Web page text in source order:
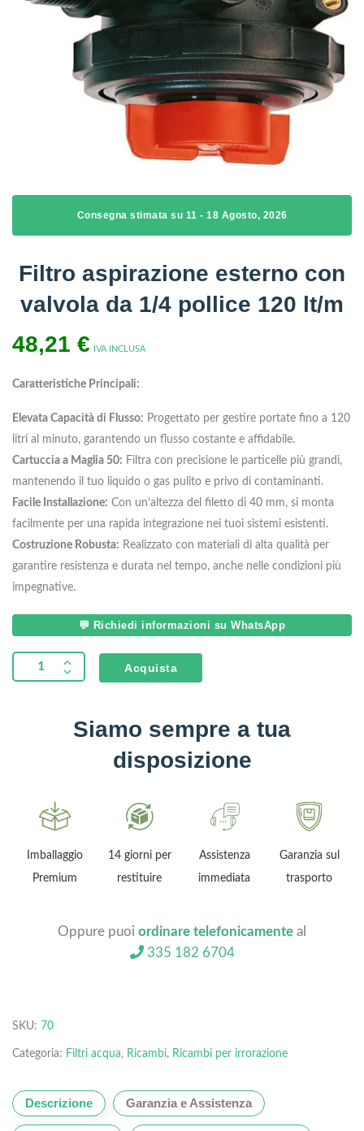
Consegna stimata su 11 - 18 Agosto, 2026
Filtro aspirazione esterno con
valvola da 1/4 pollice 120 lt/m
48,21 € IVA INCLUSA
Caratteristiche Principali:
Elevata Capacità di Flusso: Progettato per gestire portate fino a 120
litri al minuto, garantendo un flusso costante e affidabile.
Cartuccia a Maglia 50: Filtra con precisione le particelle più grandi,
mantenendo il tuo liquido o gas pulito e privo di contaminanti.
Facile Installazione: Con un’altezza del filetto di 40 mm, si monta
facilmente per una rapida integrazione nei tuoi sistemi esistenti.
Costruzione Robusta: Realizzato con materiali di alta qualità per
garantire resistenza e durata nel tempo, anche nelle condizioni più
impegnative.
💬 Richiedi informazioni su WhatsApp
Acquista
Siamo sempre a tua
disposizione
Imballaggio
Premium
14 giorni per
restituire
Assistenza
immediata
Garanzia sul
trasporto
Oppure puoi ordinare telefonicamente al
335 182 6704
SKU: 70
Categoria: Filtri acqua, Ricambi, Ricambi per irrorazione
Descrizione Garanzia e Assistenza